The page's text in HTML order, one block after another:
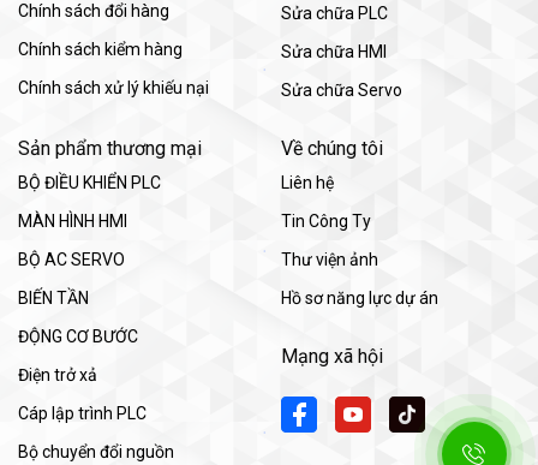
Chính sách đổi hàng
Chính sách kiểm hàng
Chính sách xử lý khiếu nại
Sửa chữa PLC
Sửa chữa HMI
Sửa chữa Servo
Sản phẩm thương mại
BỘ ĐIỀU KHIỂN PLC
MÀN HÌNH HMI
BỘ AC SERVO
BIẾN TẦN
ĐỘNG CƠ BƯỚC
Điện trở xả
Cáp lập trình PLC
Bộ chuyển đổi nguồn
Về chúng tôi
Liên hệ
Tin Công Ty
Thư viện ảnh
Hồ sơ năng lực dự án
Mạng xã hội